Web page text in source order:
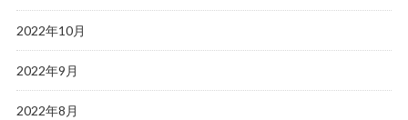
2022年10月
2022年9月
2022年8月